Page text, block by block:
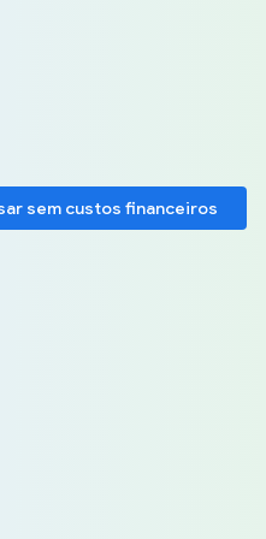
sem custos financeiros